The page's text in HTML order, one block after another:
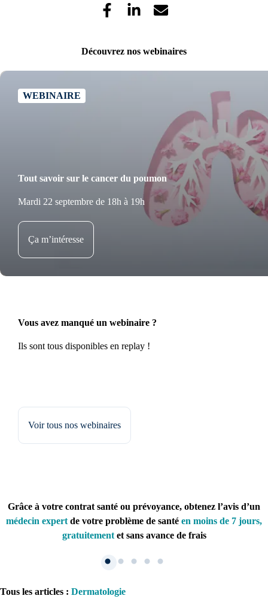
Découvrez nos webinaires
WEBINAIRE
Tout savoir sur le cancer du poumon
Mardi 22 septembre de 18h à 19h
Ça m’intéresse
Vous avez manqué un webinaire ?
Ils sont tous disponibles en replay !
Voir tous nos webinaires
Grâce à votre contrat santé ou prévoyance, obtenez l’avis d’un
médecin expert de votre problème de santé en moins de 7 jours,
gratuitementet sans avance de frais
Tous les articles : Dermatologie